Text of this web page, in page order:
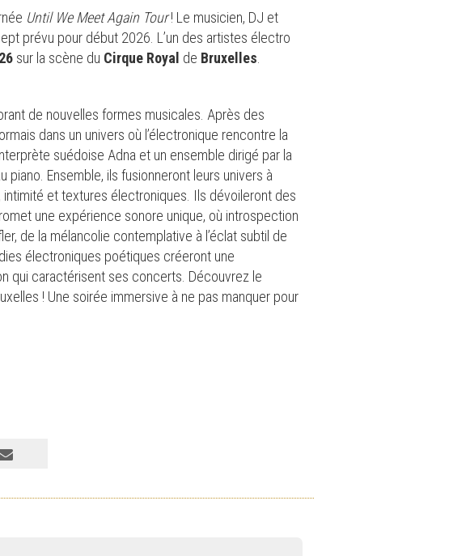
Until We Meet Again Tour! Le musicien, DJ et
prévu pour début 2026. L’un des artistes électro
sur la scène du Cirque Royal de Bruxelles
de nouvelles formes musicales. Après des
dans un univers où l’électronique rencontre la
suédoise Adna et un ensemble dirigé par la
Ensemble, ils fusionneront leurs univers à
et textures électroniques. Ils dévoileront des
une expérience sonore unique, où introspection
de la mélancolie contemplative à l’éclat subtil de
électroniques poétiques créeront une
qui caractérisent ses concerts. Découvrez le
! Une soirée immersive à ne pas manquer pour